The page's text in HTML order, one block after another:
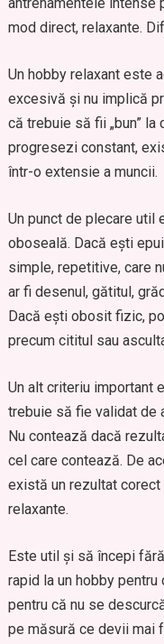
mod direct, relaxante.
Un hobby relaxant este
excesivă și nu implică
că trebuie să fii „bun”
progresezi constant,
într-o extensie a muncii.
Un punct de plecare
oboseală. Dacă ești
simple, repetitive, care
ar fi desenul, gătitul,
Dacă ești obosit fizic,
precum cititul sau
Un alt criteriu important
trebuie să fie validat de
Nu contează dacă
cel care contează. De
există un rezultat
relaxante.
Este util și să începi
rapid la un hobby
pentru că nu se
pe măsură ce devii mai